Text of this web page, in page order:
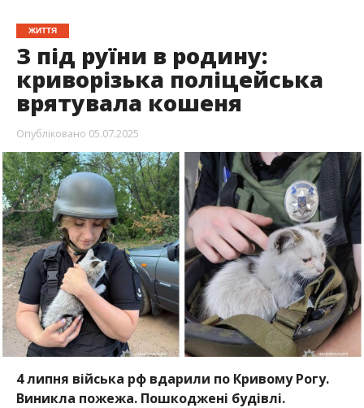
ЖИТТЯ
З під руїни в родину:
криворізька поліцейська
врятувала кошеня
Опубліковано 05.07.2025
4 липня війська рф вдарили по Кривому Рогу.
Виникла пожежа. Пошкоджені будівлі.